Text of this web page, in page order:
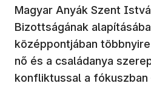
Magyar Anyák Szent
Bizottságának
középpontjában
nő és a családanya
konfliktussal a fókuszban